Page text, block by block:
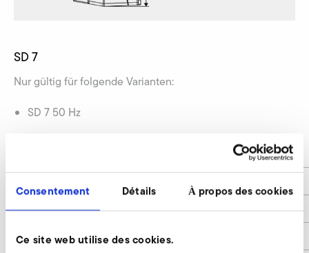
Consentement Détails À propos des cookies
Ce site web utilise des cookies.
SD 7
Nur gültig für folgende Varianten:
SD 7 50 Hz
H
Leistung / Rated Power
270
140